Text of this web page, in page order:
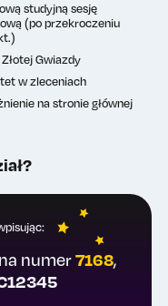
studyjną sesję
(po przekroczeniu
Gwiazdy
w zleceniach
na stronie głównej
numer7168,